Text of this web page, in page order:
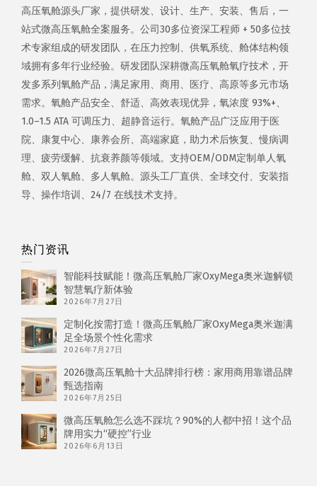
高压氧舱源头厂家，提供研发、设计、生产、安装、售后，一
站式微高压氧舱全案服务。公司30多位资深工程师 + 50多位技
术专家组成的研发团队，在压力控制、供氧系统、舱体结构领
域拥有多年行业经验。研发团队深耕微高压氧舱氧疗技术，开
发多系列氧舱产品，满足家用、商用、医疗、高原等多元市场
需求。氧舱产品安全、舒适、高效表现优异，氧浓度 93%+、
1.0–1.5 ATA 可调压力、超静音运行。氧舱产品广泛应用于医
院、康复中心、康养会所、高端家庭，助力术后恢复、慢病调
理、疲劳缓解、抗衰养颜等领域。支持OEM/ODM定制单人氧
舱、双人氧舱、多人氧舱。源头工厂直供、全球交付、安装指
导、操作培训、24/7 在线技术支持。
热门资讯
智能科技赋能！微高压氧舱厂家OxyMega奥米迦解锁
智慧氧疗新体验
2026年7月27日
定制化按需打造！微高压氧舱厂家OxyMega奥米迦满
足全场景个性化需求
2026年7月27日
2026微高压氧舱十大品牌排行榜：家用商用靠谱品牌
甄选指南
2026年7月25日
微高压氧舱怎么选不踩坑？90%的人都中招！这个品
牌用实力“硬控”行业
2026年6月13日